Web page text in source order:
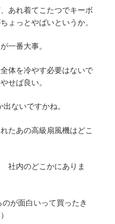
あれ着てこたつでキーボ
ょっとやばいというか。
一番大事。
体を冷やす必要はないで
せば良い。
ないですかね。
たあの高級扇風機はどこ
社内のどこかにありま
が面白いって買ったき